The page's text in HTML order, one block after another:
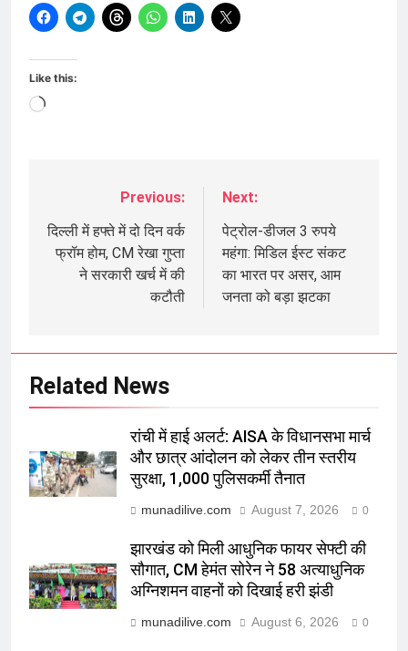
Like this:
Loading…
navigation
Previous:
दिल्ली में हफ्ते में दो दिन वर्क
फ्रॉम होम, CM रेखा गुप्ता
ने सरकारी खर्च में की
कटौती
Next:
पेट्रोल-डीजल 3 रुपये
महंगा: मिडिल ईस्ट संकट
का भारत पर असर, आम
जनता को बड़ा झटका
Related News
रांची में हाई अलर्ट: AISA के विधानसभा मार्च
और छात्र आंदोलन को लेकर तीन स्तरीय
सुरक्षा, 1,000 पुलिसकर्मी तैनात
munadilive.com August 7, 2026 0
झारखंड को मिली आधुनिक फायर सेफ्टी की
सौगात, CM हेमंत सोरेन ने 58 अत्याधुनिक
अग्निशमन वाहनों को दिखाई हरी झंडी
munadilive.com August 6, 2026 0